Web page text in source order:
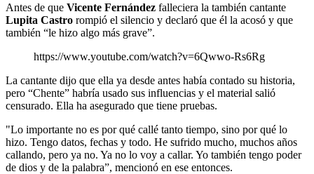
Antes de que Vicente Fernández falleciera la también cantante
Lupita Castro rompió el silencio y declaró que él la acosó y que
también “le hizo algo más grave”.
https://www.youtube.com/watch?v=6Qwwo-Rs6Rg
La cantante dijo que ella ya desde antes había contado su historia,
pero “Chente” habría usado sus influencias y el material salió
censurado. Ella ha asegurado que tiene pruebas.
"Lo importante no es por qué callé tanto tiempo, sino por qué lo
hizo. Tengo datos, fechas y todo. He sufrido mucho, muchos años
callando, pero ya no. Ya no lo voy a callar. Yo también tengo poder
de dios y de la palabra”, mencionó en ese entonces.